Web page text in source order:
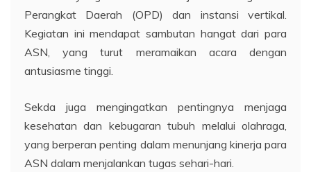
Perangkat Daerah (OPD) dan instansi vertikal.
Kegiatan ini mendapat sambutan hangat dari para
ASN, yang turut meramaikan acara dengan
antusiasme tinggi.
Sekda juga mengingatkan pentingnya menjaga
kesehatan dan kebugaran tubuh melalui olahraga,
yang berperan penting dalam menunjang kinerja para
ASN dalam menjalankan tugas sehari-hari.